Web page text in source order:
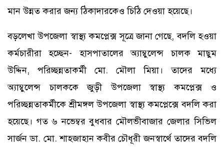
মান উন্নত করার জন্য ঠিকাদারকেও চিঠি দেওয়া হয়েছে।
বড়লেখা উপজেলা স্বাস্থ্য কমপ্লেক্স সূত্রে জানা গেছে, বদলি হওয়া
কর্মচারীরা হচ্ছেন- হাসপাতালের অ্যাম্বুলেন্স চালক মাছুম
উদ্দিন, পরিচ্ছন্নতাকর্মী মো. মৌলা মিয়া। তাদের মধ্যে
অ্যাম্বুলেন্স চালককে জুড়ী উপজেলা স্বাস্থ্য কমপ্লেক্স ও
পরিচ্ছন্নতাকর্মীকে শ্রীমঙ্গল উপজেলা স্বাস্থ্য কমপ্লেক্সে বদলি করা
হয়েছে। গত ৬ নভেম্বর বুধবার মৌলভীবাজার জেলার সিভিল
সার্জন ডা. মো. শাহজাহান কবীর চৌধূরী জনস্বার্থে তাদের বদলি